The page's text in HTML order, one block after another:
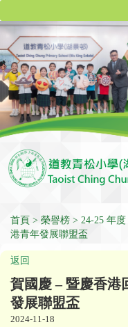
首頁 榮譽榜 24-25 年度
港青年發展聯盟盃
返回
賀國慶 – 暨慶香港
發展聯盟盃
2024-11-18